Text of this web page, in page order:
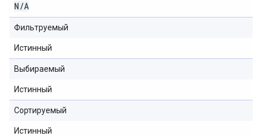
N/A
Фильтруемый
Истинный
Выбираемый
Истинный
Сортируемый
Истинный